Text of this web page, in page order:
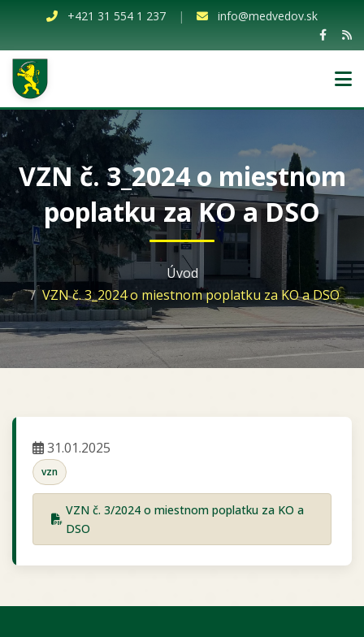
+421 31 554 1 237 | info@medvedov.sk
VZN č. 3_2024 o miestnom
poplatku za KO a DSO
Úvod
VZN č. 3_2024 o miestnom poplatku za KO a DSO
31.01.2025
vzn
VZN č. 3/2024 o miestnom poplatku za KO a
DSO